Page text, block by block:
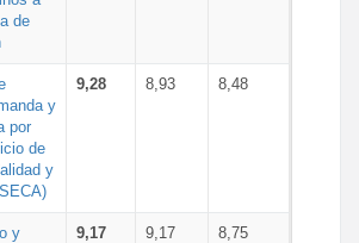
de
y
por
de
y
9,28 8,93 8,48
y
9,17 9,17 8,75